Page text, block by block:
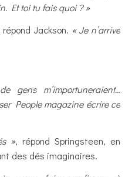
Et toi tu fais quoi ? »
répond Jackson. « Je n’arrive
m’importuneraient…
People magazine écrire ce
», répond Springsteen, en
des dés imaginaires.